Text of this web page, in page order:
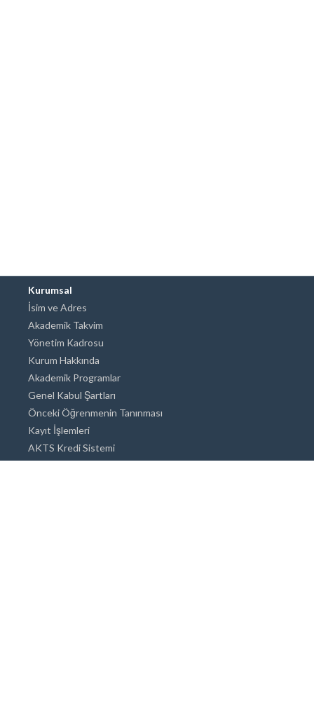
Kurumsal
İsim ve Adres
Akademik Takvim
Yönetim Kadrosu
Kurum Hakkında
Akademik Programlar
Genel Kabul Şartları
Önceki Öğrenmenin Tanınması
Kayıt İşlemleri
AKTS Kredi Sistemi